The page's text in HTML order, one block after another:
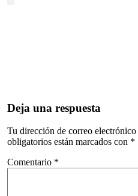
Deja una respuesta
Tu dirección de correo
obligatorios están marcados con *
Comentario *